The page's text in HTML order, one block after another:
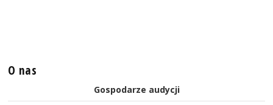
O nas
Gospodarze audycji